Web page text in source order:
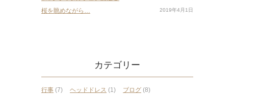
桜を眺めながら… 2019年4月1日
カテゴリー
行事 (7) ヘッドドレス (1) ブログ (8)